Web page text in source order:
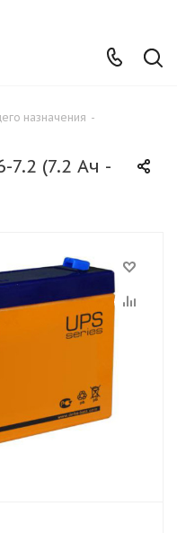
назначения -
7.2 (7.2 Ач -